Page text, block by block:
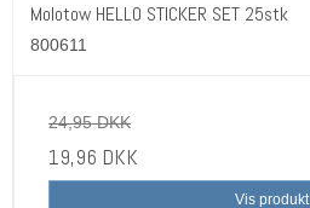
Molotow HELLO STICKER SET 25stk
800611
24,95 DKK
19,96 DKK
Vis produkt